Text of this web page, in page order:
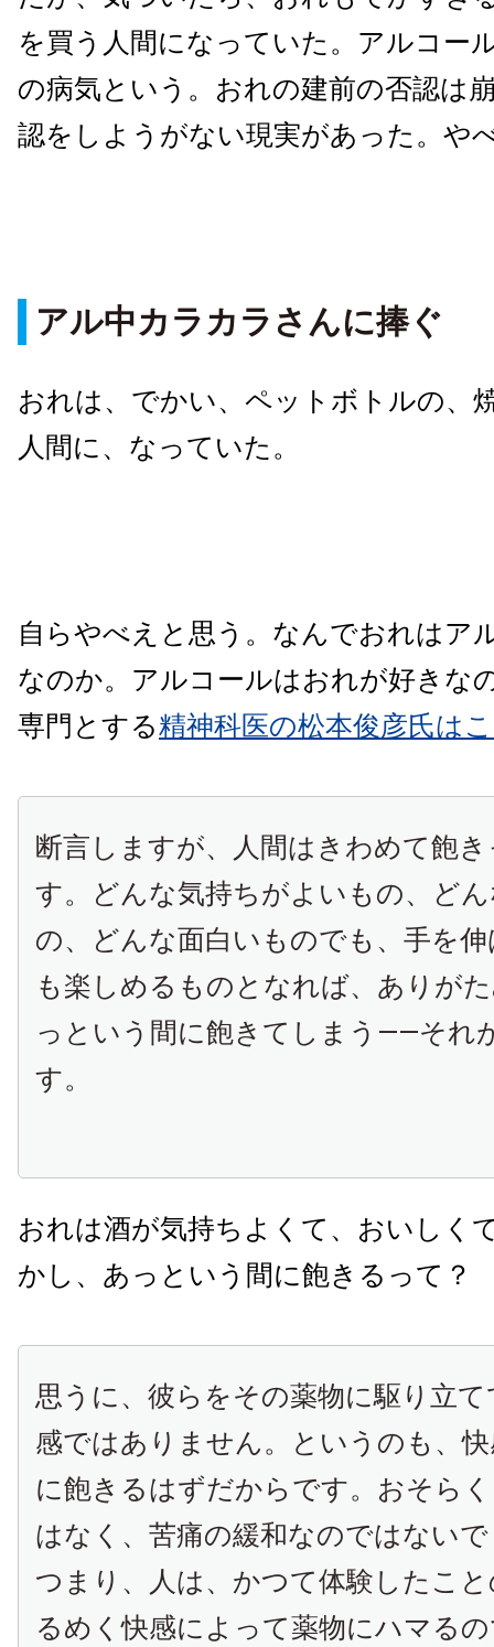
を買う人間になっていた。アルコー
の病気という。おれの建前の否認は
認をしようがない現実があった。や
アル中カラカラさんに捧ぐ
おれは、でかい、ペットボトルの、
人間に、なっていた。
自らやべえと思う。なんでおれはア
なのか。アルコールはおれが好きな
専門とする精神科医の松本俊彦氏は
断言しますが、人間はきわめて飽
す。どんな気持ちがよいもの、ど
の、どんな面白いものでも、手を
も楽しめるものとなれば、ありが
っという間に飽きてしまう――それ
す。
おれは酒が気持ちよくて、おいしく
かし、あっという間に飽きるって？
思うに、彼らをその薬物に駆り立
感ではありません。というのも、
に飽きるはずだからです。おそら
はなく、苦痛の緩和なのではない
つまり、人は、かつて体験したこ
るめく快感によって薬物にハマる